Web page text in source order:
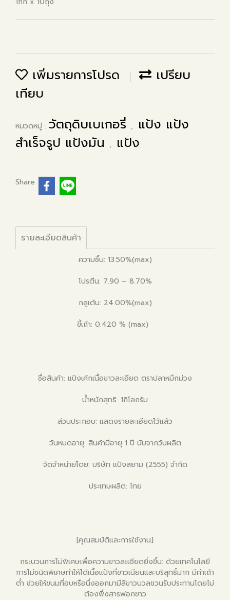
เพิ่มรายการโปรด
เปรียบ
เทียบ
หมวดหมู่ : วัตถุดิบเบเกอรี่ ,
แป้ง แป้ง
สำเร็จรูป แป้งมัน , แป้ง
Share
รายละเอียดสินค้า
ความชื้น: 13.50%(max)
โปรตีน: 7.90 – 8.70%
กลูเต้น: 24.00%(max)
ขี้เถ้า: 0.420 % (max)
ชื่อสินค้า: แป้งเค้กเนื้อขาวละเอียด ตราปลาหมึกม่วง
น้ำหนักสุทธิ: 1กิโลกรัม
ส่วนประกอบ: แสดงรายละเอียดไว้แล้ว
วันหมดอายุ: สินค้ามีอายุ 1 ปี นับจากวันผลิต
จัดจำหน่ายโดย: บริษัท แป้งสยาม (2555) จำกัด
ประเทษผลิต: ไทย
[คุณสมบัติและการใช้งาน]
กระบวนการโม่พิเศษเพื่อความขาวละเอียดยิ่งขึ้น: ด้วยเทคโนโลยี
การโม่ชนิดพิเศษทำให้ได้เนื้อแป้งที่ขาวเนียนและบริสุทธิ์มาก มีค่าเถ้า
ต่ำ ช่วยให้ขนมที่อบหรือนึ่งออกมามีสีขาวนวลชวนรับประทานโดยไม่
ต้องพึ่งสารฟอกขาว